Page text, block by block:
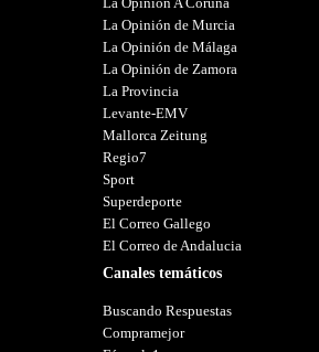
La Opinión de Murcia
La Opinión de Málaga
La Opinión de Zamora
La Provincia
Levante-EMV
Mallorca Zeitung
Regio7
Sport
Superdeporte
El Correo Gallego
El Correo de Andalucia
Canales temáticos
Buscando Respuestas
Compramejor